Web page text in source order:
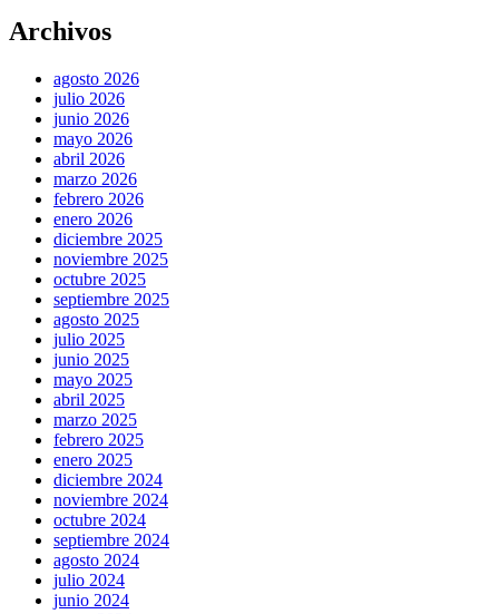
Archivos
agosto 2026
julio 2026
junio 2026
mayo 2026
abril 2026
marzo 2026
febrero 2026
enero 2026
diciembre 2025
noviembre 2025
octubre 2025
septiembre 2025
agosto 2025
julio 2025
junio 2025
mayo 2025
abril 2025
marzo 2025
febrero 2025
enero 2025
diciembre 2024
noviembre 2024
octubre 2024
septiembre 2024
agosto 2024
julio 2024
junio 2024